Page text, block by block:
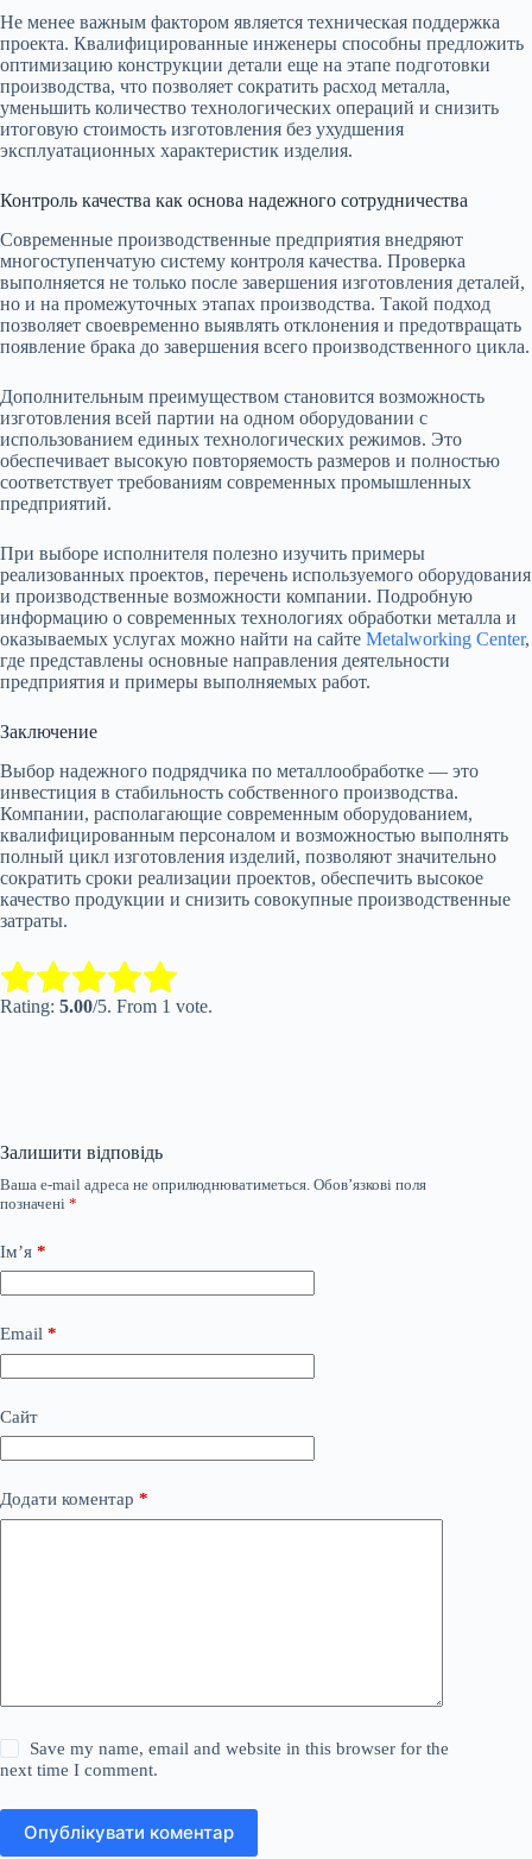
Не менее важным фактором является техническая поддержка
проекта. Квалифицированные инженеры способны предложить
оптимизацию конструкции детали еще на этапе подготовки
производства, что позволяет сократить расход металла,
уменьшить количество технологических операций и снизить
итоговую стоимость изготовления без ухудшения
эксплуатационных характеристик изделия.
Контроль качества как основа надежного сотрудничества
Современные производственные предприятия внедряют
многоступенчатую систему контроля качества. Проверка
выполняется не только после завершения изготовления деталей,
но и на промежуточных этапах производства. Такой подход
позволяет своевременно выявлять отклонения и предотвращать
появление брака до завершения всего производственного цикла.
Дополнительным преимуществом становится возможность
изготовления всей партии на одном оборудовании с
использованием единых технологических режимов. Это
обеспечивает высокую повторяемость размеров и полностью
соответствует требованиям современных промышленных
предприятий.
При выборе исполнителя полезно изучить примеры
реализованных проектов, перечень используемого оборудования
и производственные возможности компании. Подробную
информацию о современных технологиях обработки металла и
оказываемых услугах можно найти на сайте Metalworking Center,
где представлены основные направления деятельности
предприятия и примеры выполняемых работ.
Заключение
Выбор надежного подрядчика по металлообработке — это
инвестиция в стабильность собственного производства.
Компании, располагающие современным оборудованием,
квалифицированным персоналом и возможностью выполнять
полный цикл изготовления изделий, позволяют значительно
сократить сроки реализации проектов, обеспечить высокое
качество продукции и снизить совокупные производственные
затраты.
Rate this item:
Rating: 5.00/5. From 1 vote.
Залишити відповідь
Ваша e-mail адреса не оприлюднюватиметься. Обов’язкові поля
позначені *
Ім’я *
Email *
Сайт
Додати коментар *
Save my name, email and website in this browser for the
next time I comment.
Опублікувати коментар